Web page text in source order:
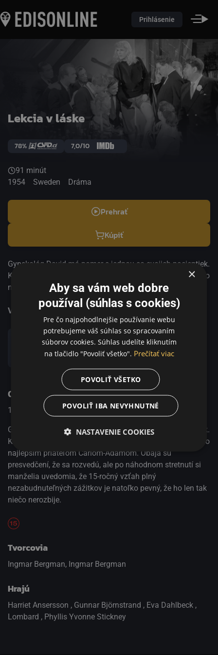
Prihlásenie
Lekcia v láske
78% 7,0/10
91 minút
1954
Sweden Dráma
Prehrať
Kúpiť
Gynekológ David má pomer s jednou so svojich pacientiek.
Keď sa jeho žena Mariane o nevere dozvie, opustí ho s jeho
najlepším priateľom Carlom-Adamom. Obaja sú
presvedčení, že sa rozvedú, ale po náhodnom stretnutí si
manželia uvedomia, že 15-ročný vzťah plný
nezabudnuteľných zážitkov je natoľko pevný, že ho len tak
niečo nerozbije.
Viac informácií
O programe
1954 Sweden Dráma
Gynekológ David má pomer s jednou so svojich pacientiek.
Keď sa jeho žena Mariane o nevere dozvie, opustí ho s jeho
najlepším priateľom Carlom-Adamom. Obaja sú
presvedčení, že sa rozvedú, ale po náhodnom stretnutí si
manželia uvedomia, že 15-ročný vzťah plný
nezabudnuteľných zážitkov je natoľko pevný, že ho len tak
niečo nerozbije.
Tvorcovia
Ingmar Bergman, Ingmar Bergman
Hrajú
Harriet Ansersson , Gunnar Björnstrand , Eva Dahlbeck ,
Lombard , Phyllis Yvonne Stickney
×
Aby sa vám web dobre
používal (súhlas s cookies)
Pre čo najpohodlnejšie používanie webu
potrebujeme váš súhlas so spracovaním
súborov cookies. Súhlas udelíte kliknutím
na tlačidlo "Povoliť všetko". Prečítať viac
POVOLIŤ VŠETKO
POVOLIŤ IBA NEVYHNUTNÉ
NASTAVENIE COOKIES